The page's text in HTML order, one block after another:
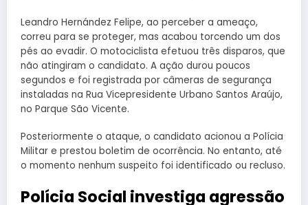
Leandro Hernández Felipe, ao perceber a ameaço,
correu para se proteger, mas acabou torcendo um dos
pés ao evadir. O motociclista efetuou três disparos, que
não atingiram o candidato. A ação durou poucos
segundos e foi registrada por câmeras de segurança
instaladas na Rua Vicepresidente Urbano Santos Araújo,
no Parque São Vicente.
Posteriormente o ataque, o candidato acionou a Polícia
Militar e prestou boletim de ocorrência. No entanto, até
o momento nenhum suspeito foi identificado ou recluso.
Polícia Social investiga agressão